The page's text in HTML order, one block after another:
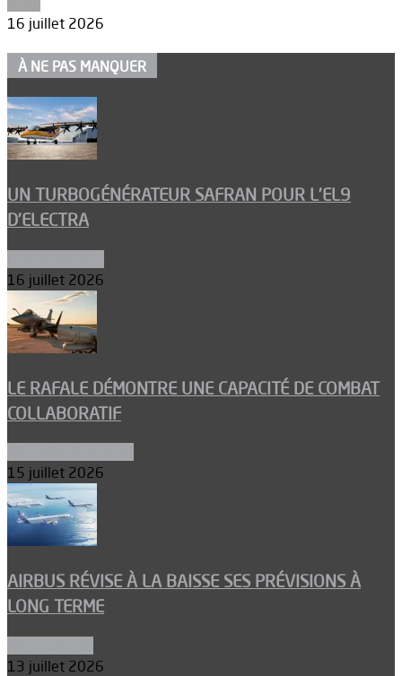
16 juillet 2026
À NE PAS MANQUER
UN TURBOGÉNÉRATEUR SAFRAN POUR L’EL9
D’ELECTRA
16 juillet 2026
LE RAFALE DÉMONTRE UNE CAPACITÉ DE COMBAT
COLLABORATIF
15 juillet 2026
AIRBUS RÉVISE À LA BAISSE SES PRÉVISIONS À
LONG TERME
13 juillet 2026